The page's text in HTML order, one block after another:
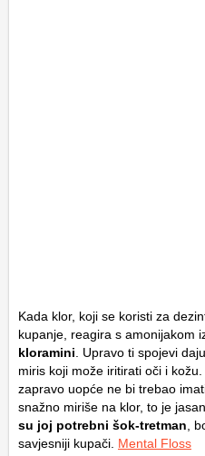
Kada klor, koji se koristi za
kupanje, reagira s amonijakom
kloramini . Upravo ti spojevi
miris koji može iritirati oči i
zapravo uopće ne bi trebao
snažno miriše na klor, to je
su joj potrebni šok-tretman ,
savjesniji kupači. Mental Floss